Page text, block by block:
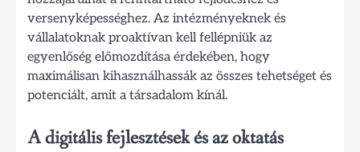
versenyképességhez. Az intézményeknek és
vállalatoknak proaktívan kell fellépniük az
egyenlőség előmozdítása érdekében, hogy
maximálisan kihasználhassák az összes tehetséget és
potenciált, amit a társadalom kínál.
A digitális fejlesztések és az oktatás